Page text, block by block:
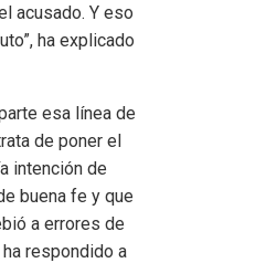
acusado. Y eso
ha explicado
esa línea de
de poner el
intención de
buena fe y que
a errores de
respondido a